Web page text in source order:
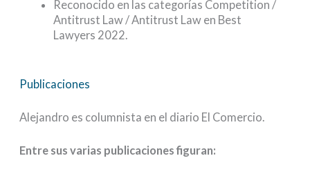
Reconocido en las categorías Competition /
Antitrust Law / Antitrust Law en Best
Lawyers 2022.
Publicaciones
Alejandro es columnista en el diario El Comercio.
Entre sus varias publicaciones figuran: